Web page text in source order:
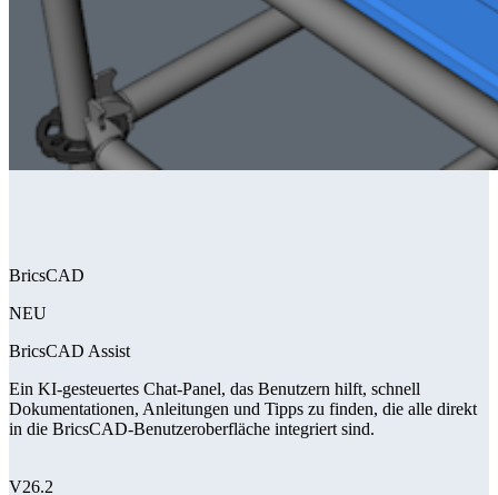
BricsCAD
NEU
BricsCAD Assist
Ein KI-gesteuertes Chat-Panel, das Benutzern hilft, schnell
Dokumentationen, Anleitungen und Tipps zu finden, die alle direkt
in die BricsCAD-Benutzeroberfläche integriert sind.
V26.2